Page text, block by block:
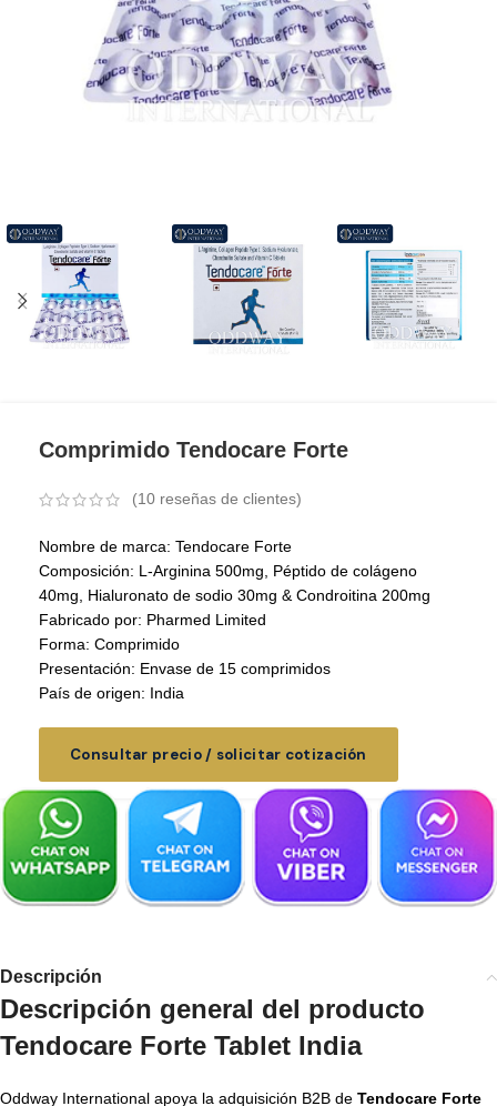
Comprimido Tendocare Forte
(10 reseñas de clientes)
Nombre de marca: Tendocare Forte
Composición: L-Arginina 500mg, Péptido de colágeno
40mg, Hialuronato de sodio 30mg & Condroitina 200mg
Fabricado por: Pharmed Limited
Forma: Comprimido
Presentación: Envase de 15 comprimidos
País de origen: India
Consultar precio / solicitar cotización
Descripción
Descripción general del producto
Tendocare Forte Tablet India
Oddway International apoya la adquisición B2B de Tendocare Forte